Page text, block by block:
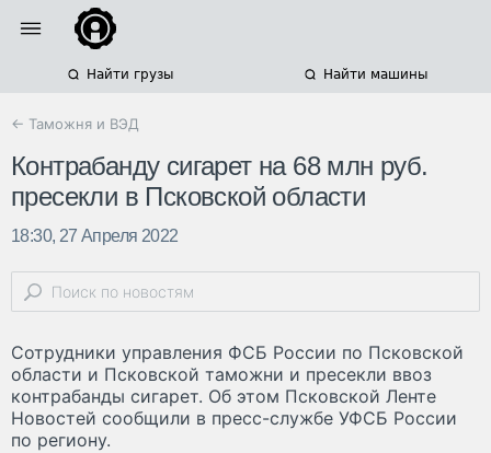
Найти грузы Найти машины
← Таможня и ВЭД
Контрабанду сигарет на 68 млн руб.
пресекли в Псковской области
18:30, 27 Апреля 2022
Сотрудники управления ФСБ России по Псковской
области и Псковской таможни и пресекли ввоз
контрабанды сигарет. Об этом Псковской Ленте
Новостей сообщили в пресс-службе УФСБ России
по региону.